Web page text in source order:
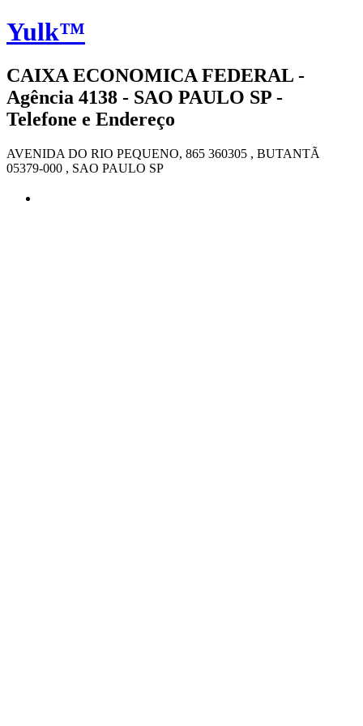
Yulk™
CAIXA ECONOMICA FEDERAL -
Agência 4138 - SAO PAULO SP -
Telefone e Endereço
AVENIDA DO RIO PEQUENO, 865 360305 , BUTANTÃ
05379-000 , SAO PAULO SP